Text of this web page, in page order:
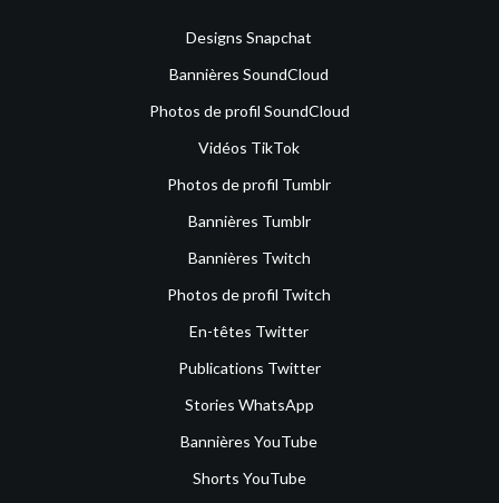
Designs Snapchat
Bannières SoundCloud
Photos de profil SoundCloud
Vidéos TikTok
Photos de profil Tumblr
Bannières Tumblr
Bannières Twitch
Photos de profil Twitch
En-têtes Twitter
Publications Twitter
Stories WhatsApp
Bannières YouTube
Shorts YouTube